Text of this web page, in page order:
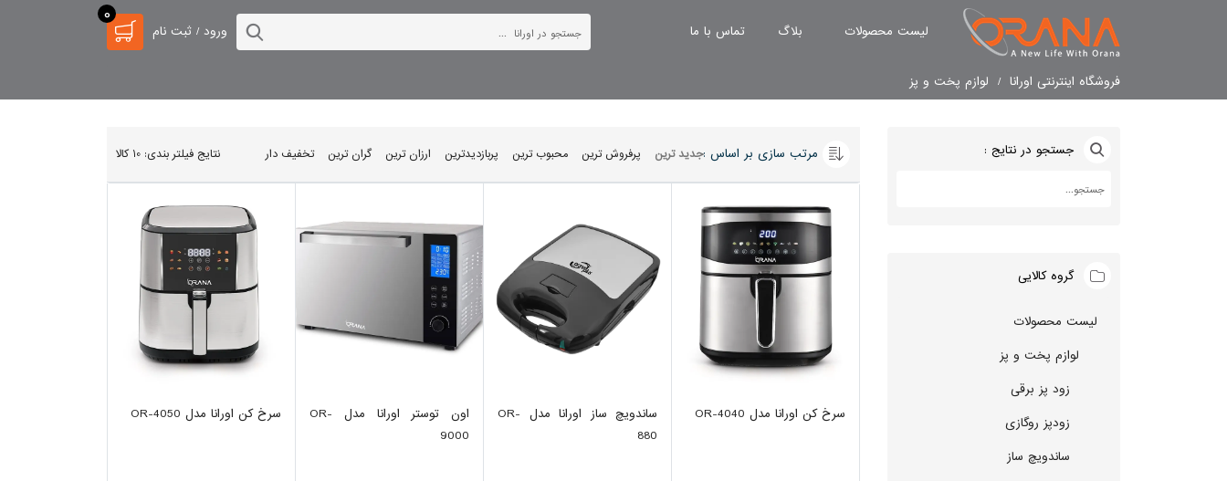
لیست محصولات بلاگ تماس با ما ورود / ثبت نام
0
فروشگاه اینترنتی اورانا لوازم پخت و پز
جستجو در نتایج :
گروه کالایی
لیست محصولات
لوازم پخت و پز
زود پز برقی
زودپز روگازی
ساندویچ ساز
مرتب سازی بر اساس :جدید ترین پرفروش ترین محبوب ترین پربازدیدترین ارزان ترین گران ترین تخفیف دار نتایج فیلتر بندی: 10 کالا
سرخ کن اورانا مدل OR-4040
ساندویچ ساز اورانا مدل OR-
880
اون توستر اورانا مدل OR-
9000
سرخ کن اورانا مدل OR-4050